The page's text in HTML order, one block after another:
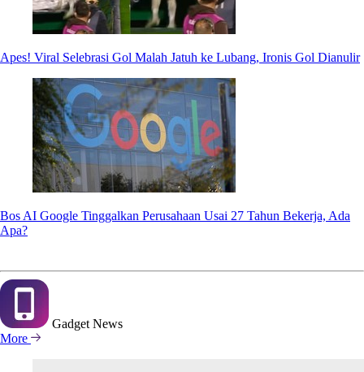
Apes! Viral Selebrasi Gol Malah Jatuh ke Lubang, Ironis Gol Dianulir
Bos AI Google Tinggalkan Perusahaan Usai 27 Tahun Bekerja, Ada
Apa?
Gadget News
More